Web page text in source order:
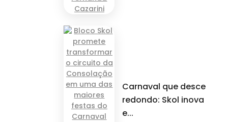
Carnaval que desce
redondo: Skol inova
e...